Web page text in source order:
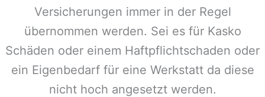
Versicherungen immer in der Regel
übernommen werden. Sei es für Kasko
Schäden oder einem Haftpflichtschaden oder
ein Eigenbedarf für eine Werkstatt da diese
nicht hoch angesetzt werden.